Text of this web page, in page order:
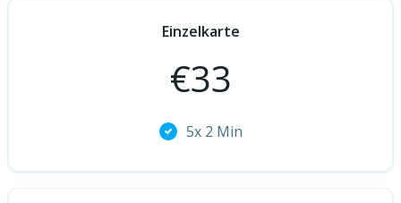
Einzelkarte
€33
5x 2 Min